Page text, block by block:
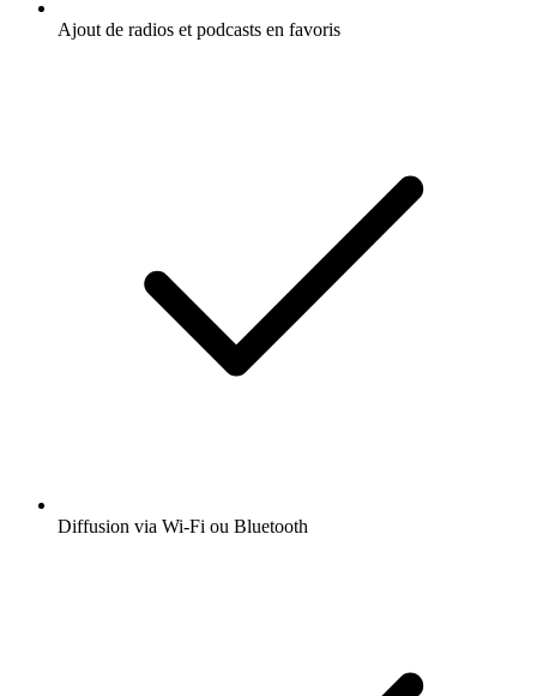
Ajout de radios et podcasts en favoris
Diffusion via Wi-Fi ou Bluetooth